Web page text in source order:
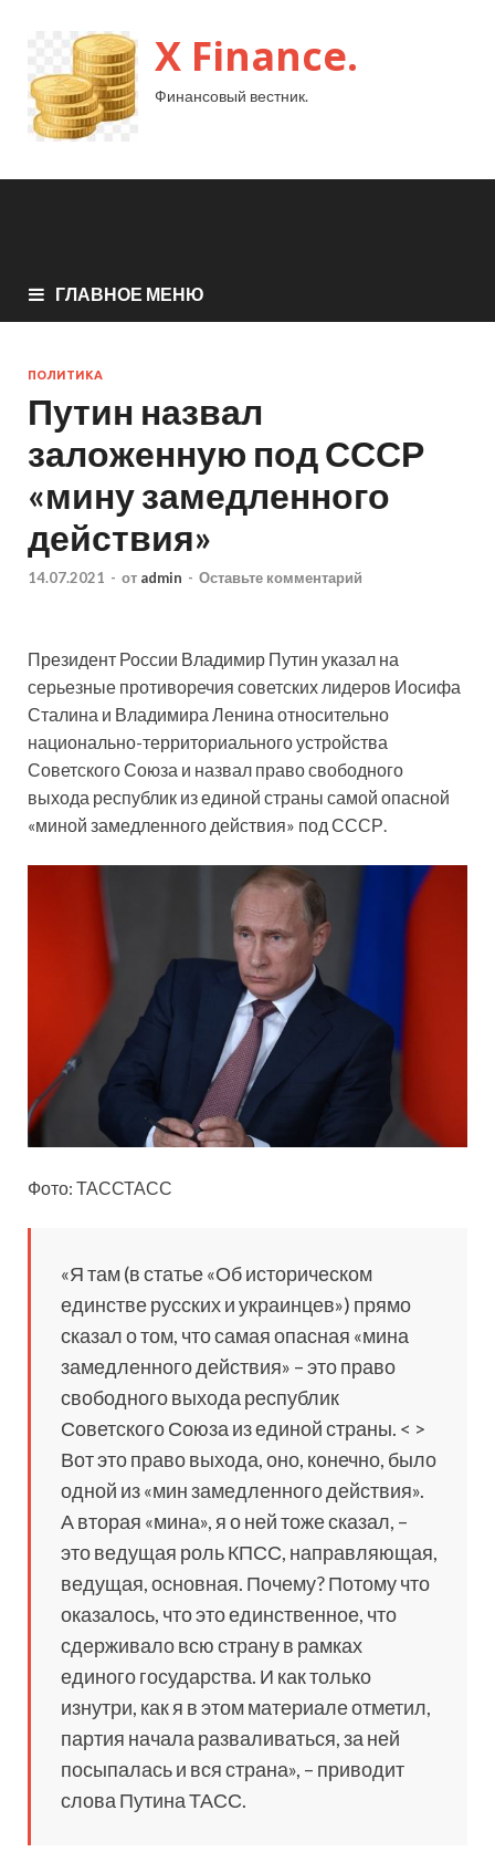
X Finance.
Финансовый вестник.
ГЛАВНОЕ МЕНЮ
ПОЛИТИКА
Путин назвал
заложенную под СССР
«мину замедленного
действия»
14.07.2021 - от admin - Оставьте комментарий
Президент России Владимир Путин указал на
серьезные противоречия советских лидеров Иосифа
Сталина и Владимира Ленина относительно
национально-территориального устройства
Советского Союза и назвал право свободного
выхода республик из единой страны самой опасной
«миной замедленного действия» под СССР.
Фото: ТАССТАСС
«Я там (в статье «Об историческом
единстве русских и украинцев») прямо
сказал о том, что самая опасная «мина
замедленного действия» – это право
свободного выхода республик
Советского Союза из единой страны. < >
Вот это право выхода, оно, конечно, было
одной из «мин замедленного действия».
А вторая «мина», я о ней тоже сказал, –
это ведущая роль КПСС, направляющая,
ведущая, основная. Почему? Потому что
оказалось, что это единственное, что
сдерживало всю страну в рамках
единого государства. И как только
изнутри, как я в этом материале отметил,
партия начала разваливаться, за ней
посыпалась и вся страна», – приводит
слова Путина ТАСС.